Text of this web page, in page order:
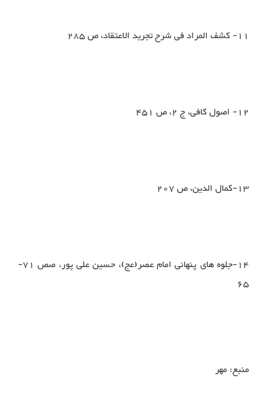
11- کشف المراد فی شرح تجرید الاعتقاد، ص ‌285
12- اصول کافی، ج ‌2‌، ص ‌451
13-کمال الدین، ص ‌207
14-جلوه های پنهانی امام عصر(عج)، حسین علی پور، صص 71-
65
منبع: مهر